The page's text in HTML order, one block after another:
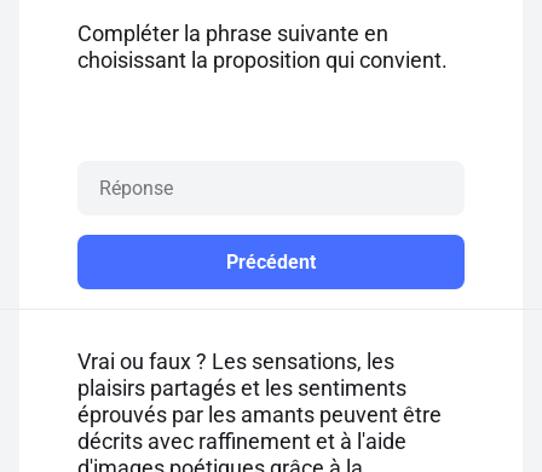
Compléter la phrase suivante en
choisissant la proposition qui convient.
Précédent
Vrai ou faux ? Les sensations, les
plaisirs partagés et les sentiments
éprouvés par les amants peuvent être
décrits avec raffinement et à l'aide